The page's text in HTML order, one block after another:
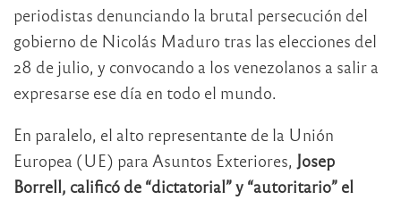
periodistas denunciando la brutal persecución del
gobierno de Nicolás Maduro tras las elecciones del
28 de julio, y convocando a los venezolanos a salir a
expresarse ese día en todo el mundo.
En paralelo, el alto representante de la Unión
Europea (UE) para Asuntos Exteriores, Josep
Borrell, calificó de “dictatorial” y “autoritario” el